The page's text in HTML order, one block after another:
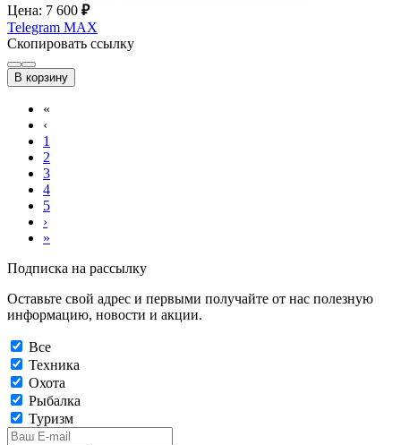
Цена: 7 600 ₽
Telegram MAX
Скопировать ссылку
В корзину
«
‹
1
2
3
4
5
›
»
Подписка на рассылку
Оставьте свой адрес и первыми получайте от нас полезную
информацию, новости и акции.
Все
Техника
Охота
Рыбалка
Туризм